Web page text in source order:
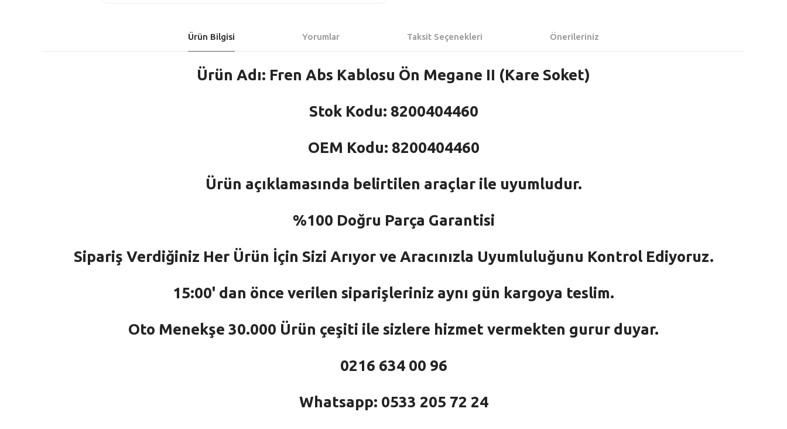
Ürün Bilgisi Yorumlar Taksit Seçenekleri Önerileriniz
Ürün Adı: Fren Abs Kablosu Ön Megane II (Kare Soket)
Stok Kodu: 8200404460
OEM Kodu: 8200404460
Ürün açıklamasında belirtilen araçlar ile uyumludur.
%100 Doğru Parça Garantisi
Sipariş Verdiğiniz Her Ürün İçin Sizi Arıyor ve Aracınızla Uyumluluğunu Kontrol Ediyoruz.
15:00' dan önce verilen siparişleriniz aynı gün kargoya teslim.
Oto Menekşe 30.000 Ürün çeşiti ile sizlere hizmet vermekten gurur duyar.
0216 634 00 96
Whatsapp: 0533 205 72 24